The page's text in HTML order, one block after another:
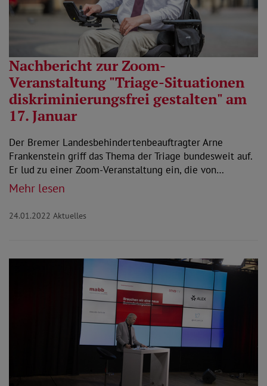
Nachbericht zur Zoom-
Veranstaltung "Triage-Situationen
diskriminierungsfrei gestalten" am
17. Januar
Der Bremer Landesbehindertenbeauftragter Arne
Frankenstein griff das Thema der Triage bundesweit auf.
Er lud zu einer Zoom-Veranstaltung ein, die von…
Mehr lesen
24.01.2022 Aktuelles